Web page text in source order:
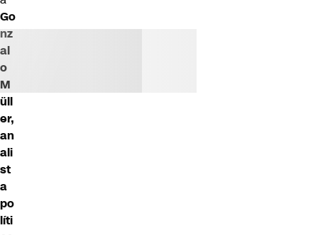
Go
nz
al
o
M
üll
er,
an
ali
st
a
po
líti